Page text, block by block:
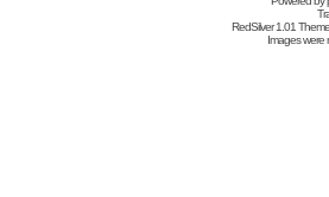
RedSilver 1.01
Images were